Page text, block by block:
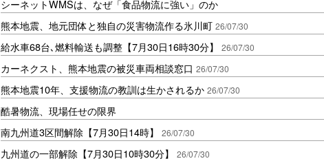
シーネットWMSは、なぜ「食品物流に強い」のか
熊本地震、地元団体と独自の災害物流作る氷川町 26/07/30
給水車68台､燃料輸送も調整【7月30日16時30分】 26/07/30
カーネクスト、熊本地震の被災車両相談窓口 26/07/30
熊本地震10年、支援物流の教訓は生かされるか 26/07/30
酷暑物流、現場任せの限界
南九州道3区間解除【7月30日14時】
26/07/30
九州道の一部解除【7月30日10時30分】 26/07/30